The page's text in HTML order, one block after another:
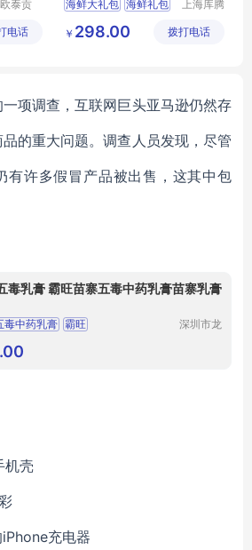
欧泰贡
食品有限
电话
海鲜大礼包 海鲜礼包
上海库腾
公司
￥ 298.00 拨打电话
项调查，互联网巨头亚马逊仍然存
的重大问题。调查人员发现，尽管
有许多假冒产品被出售，这其中包
毒乳膏 霸旺苗寨五毒中药乳膏苗寨乳膏
毒中药乳膏 霸旺
寨五毒中药乳膏
深圳市龙
机壳
充电器